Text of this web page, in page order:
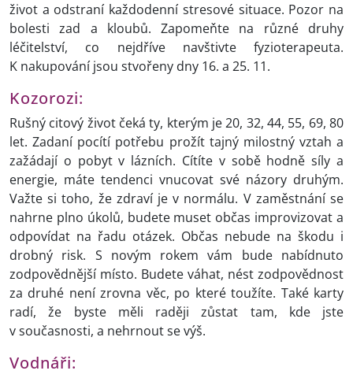
život a odstraní každodenní stresové situace. Pozor na
bolesti zad a kloubů. Zapomeňte na různé druhy
léčitelství, co nejdříve navštivte fyzioterapeuta.
K nakupování jsou stvořeny dny 16. a 25. 11.
Kozorozi:
Rušný citový život čeká ty, kterým je 20, 32, 44, 55, 69, 80
let. Zadaní pocítí potřebu prožít tajný milostný vztah a
zažádají o pobyt v lázních. Cítíte v sobě hodně síly a
energie, máte tendenci vnucovat své názory druhým.
Važte si toho, že zdraví je v normálu. V zaměstnání se
nahrne plno úkolů, budete muset občas improvizovat a
odpovídat na řadu otázek. Občas nebude na škodu i
drobný risk. S novým rokem vám bude nabídnuto
zodpovědnější místo. Budete váhat, nést zodpovědnost
za druhé není zrovna věc, po které toužíte. Také karty
radí, že byste měli raději zůstat tam, kde jste
v současnosti, a nehrnout se výš.
Vodnáři: